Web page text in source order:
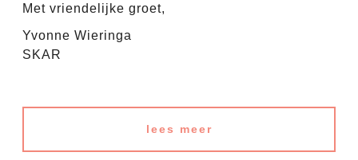
Met vriendelijke groet,
Yvonne Wieringa
SKAR
lees meer